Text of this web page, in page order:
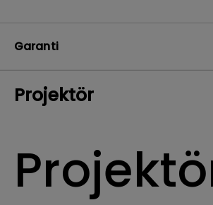
Garanti
Projektör